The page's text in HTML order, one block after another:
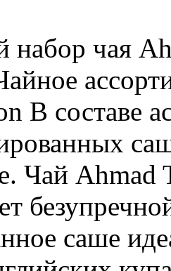
чая
В составе
Чай Ahmad
саше